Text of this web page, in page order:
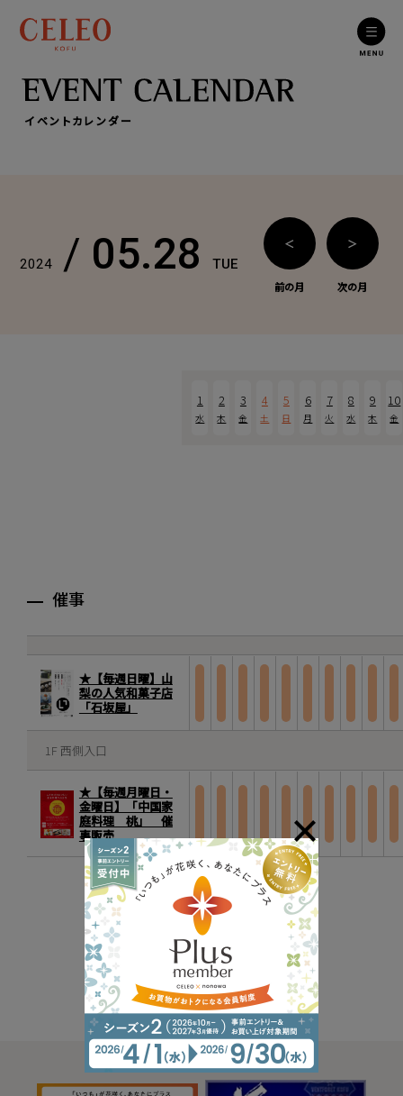
イベントカレンダー
2024 / 05.28TUE
＜
前の月
＞
次の月
1
水
2
木
3
金
4
土
5
日
6
月
7
火
8
水
9
木
10
金
催事
★【毎週日曜】山
梨の人気和菓子店
「石坂屋」
1F 西側入口
★【毎週月曜日・
金曜日】「中国家
庭料理 桃」 催
事販売
イベント一覧へ